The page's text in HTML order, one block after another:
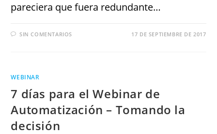
pareciera que fuera redundante…
SIN COMENTARIOS 17 DE SEPTIEMBRE DE 2017
WEBINAR
7 días para el Webinar de
Automatización – Tomando la
decisión